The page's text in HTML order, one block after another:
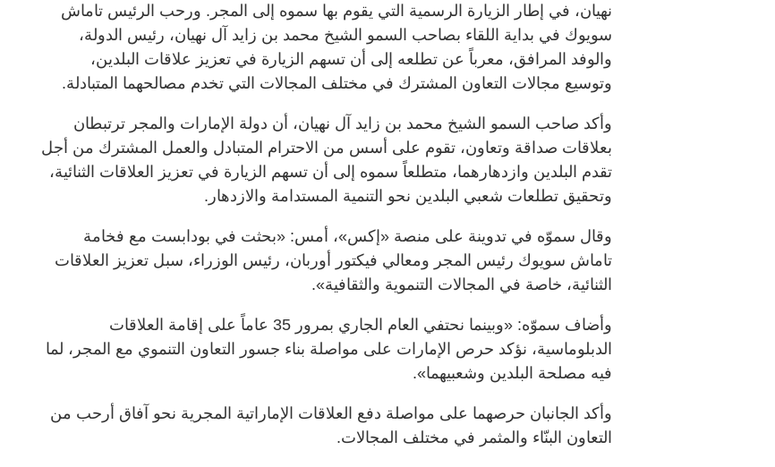
نهيان، في إطار الزيارة الرسمية التي يقوم بها سموه إلى المجر. ورحب الرئيس تاماش
سويوك في بداية اللقاء بصاحب السمو الشيخ محمد بن زايد آل نهيان، رئيس الدولة،
والوفد المرافق، معرباً عن تطلعه إلى أن تسهم الزيارة في تعزيز علاقات البلدين،
وتوسيع مجالات التعاون المشترك في مختلف المجالات التي تخدم مصالحهما المتبادلة.
وأكد صاحب السمو الشيخ محمد بن زايد آل نهيان، أن دولة الإمارات والمجر ترتبطان
بعلاقات صداقة وتعاون، تقوم على أسس من الاحترام المتبادل والعمل المشترك من أجل
تقدم البلدين وازدهارهما، متطلعاً سموه إلى أن تسهم الزيارة في تعزيز العلاقات الثنائية،
وتحقيق تطلعات شعبي البلدين نحو التنمية المستدامة والازدهار.
وقال سموّه في تدوينة على منصة «إكس»، أمس: «بحثت في بودابست مع فخامة
تاماش سويوك رئيس المجر ومعالي فيكتور أوربان، رئيس الوزراء، سبل تعزيز العلاقات
الثنائية، خاصة في المجالات التنموية والثقافية».
وأضاف سموّه: «وبينما نحتفي العام الجاري بمرور 35 عاماً على إقامة العلاقات
الدبلوماسية، نؤكد حرص الإمارات على مواصلة بناء جسور التعاون التنموي مع المجر، لما
فيه مصلحة البلدين وشعبيهما».
وأكد الجانبان حرصهما على مواصلة دفع العلاقات الإماراتية المجرية نحو آفاق أرحب من
التعاون البنّاء والمثمر في مختلف المجالات.